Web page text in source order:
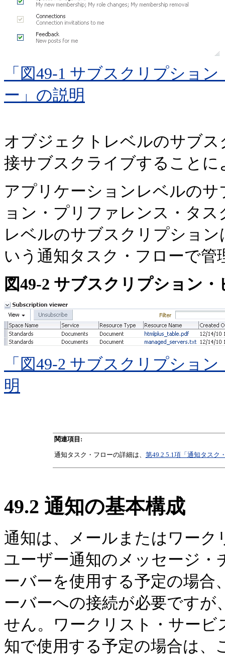
「図49-1 サブスクリプショ
ー」の説明
オブジェクトレベルのサブ
接サブスクライブすること
アプリケーションレベルの
ョン・プリファレンス・タ
レベルのサブスクリプション
いう通知タスク・フローで管
図49-2 サブスクリプション
「図49-2 サブスクリプショ
明
関連項目:
通知タスク・フローの詳細は、 第49.2.5.1項「通知タスク
49.2 通知の基本構成
通知は、メールまたはワー
ユーザー通知のメッセージ
ーバーを使用する予定の場合
ーバーへの接続が必要ですが
せん。ワークリスト・サービ
知で使用する予定の場合は、